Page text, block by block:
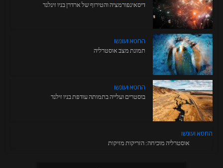
דיסאינפורמציה והטירוף של ארדרן בניו זינלנד
החטא ועונשו
תמונת מצב אוסטרליה
החטא ועונשו
בוסטרים ועלייה בתמותה עודפת בניו זילנד
החטא ועונשו
אוסטרליה מוכיחה: הזריקות מזיקות